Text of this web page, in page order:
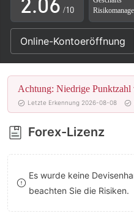
3
4
5
6
7
8
9
1
2
3
4
5
6
7
8
7
8
9
/10
Online-Kontoeröffnung
Achtung: Niedrige
Letzte Erkennung 2026-08-08
Forex-Lizenz
Es wurde keine
beachten Sie die Risiken.